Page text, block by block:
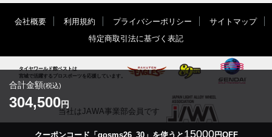
合計金額(税込)
304,500円
クーポンコード「gosms26_30」を使うと 15000円OFF
会社概要 利用規約 プライバシーポリシー
サイトマップ
特定商取引法に基づく表記
タイヤワールド館ベストは
宮城で活躍するプロスポーツを応援しています。
当社はJAWA事業部会員です